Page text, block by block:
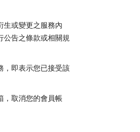
生或變更之服務內
公告之條款或相關規
，即表示您已接受該
，取消您的會員帳